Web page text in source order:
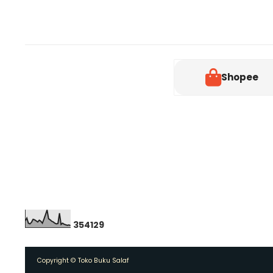
Shopee
354129
Copyright © Toko Buku Salaf